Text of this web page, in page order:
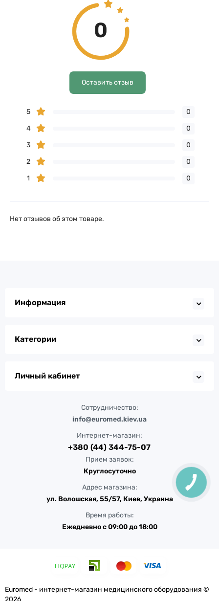
0
Оставить отзыв
5
0
4
0
3
0
2
0
1
0
Нет отзывов об этом товаре.
Информация
Категории
Личный кабинет
Сотрудничество:
info@euromed.kiev.ua
Интернет-магазин:
+380 (44) 344-75-07
Прием заявок:
Круглосуточно
Адрес магазина:
ул. Волошская, 55/57, Киев, Украина
Время работы:
Ежедневно с 09:00 до 18:00
Euromed - интернет-магазин медицинского оборудования ©
2026